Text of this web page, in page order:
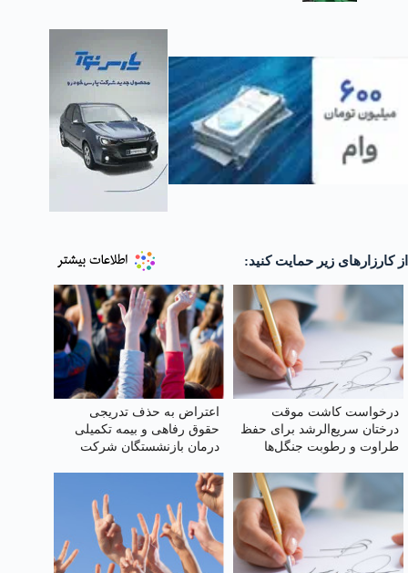
از کارزارهای زیر حمایت کنید:
درخواست کاشت موقت
درختان سریع‌الرشد برای حفظ
طراوت و رطوبت جنگل‌ها
اعتراض به حذف تدریجی
حقوق رفاهی و بیمه تکمیلی
درمان بازنشستگان شرکت